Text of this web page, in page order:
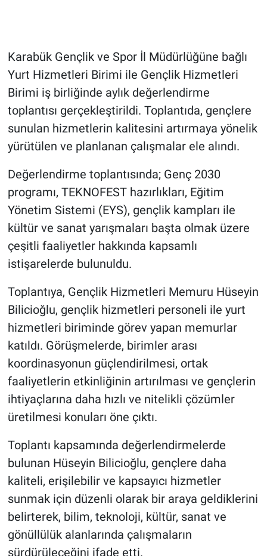
Karabük Gençlik ve Spor İl Müdürlüğüne bağlı
Yurt Hizmetleri Birimi ile Gençlik Hizmetleri
Birimi iş birliğinde aylık değerlendirme
toplantısı gerçekleştirildi. Toplantıda, gençlere
sunulan hizmetlerin kalitesini artırmaya yönelik
yürütülen ve planlanan çalışmalar ele alındı.
Değerlendirme toplantısında; Genç 2030
programı, TEKNOFEST hazırlıkları, Eğitim
Yönetim Sistemi (EYS), gençlik kampları ile
kültür ve sanat yarışmaları başta olmak üzere
çeşitli faaliyetler hakkında kapsamlı
istişarelerde bulunuldu.
Toplantıya, Gençlik Hizmetleri Memuru Hüseyin
Bilicioğlu, gençlik hizmetleri personeli ile yurt
hizmetleri biriminde görev yapan memurlar
katıldı. Görüşmelerde, birimler arası
koordinasyonun güçlendirilmesi, ortak
faaliyetlerin etkinliğinin artırılması ve gençlerin
ihtiyaçlarına daha hızlı ve nitelikli çözümler
üretilmesi konuları öne çıktı.
Toplantı kapsamında değerlendirmelerde
bulunan Hüseyin Bilicioğlu, gençlere daha
kaliteli, erişilebilir ve kapsayıcı hizmetler
sunmak için düzenli olarak bir araya geldiklerini
belirterek, bilim, teknoloji, kültür, sanat ve
gönüllülük alanlarında çalışmaların
sürdürüleceğini ifade etti.